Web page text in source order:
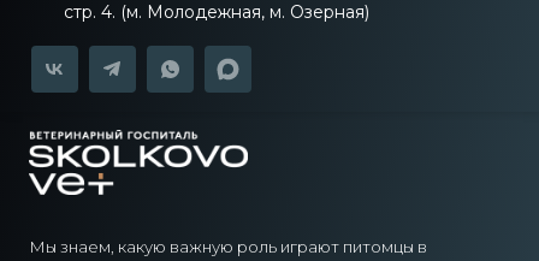
стр. 4. (м. Молодежная, м. Озерная)
Мы знаем, какую важную роль играют питомцы в